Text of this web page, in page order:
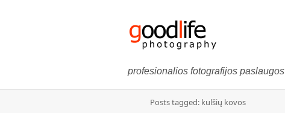
profesionalios fotografijos paslaugos
Posts tagged: kulšių kovos